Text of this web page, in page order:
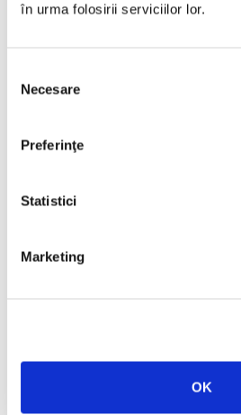
în urma folosirii serviciilor lor.
consimțământului
Necesare
Preferinţe
Statistici
Marketing
OK
Isabel Allende,